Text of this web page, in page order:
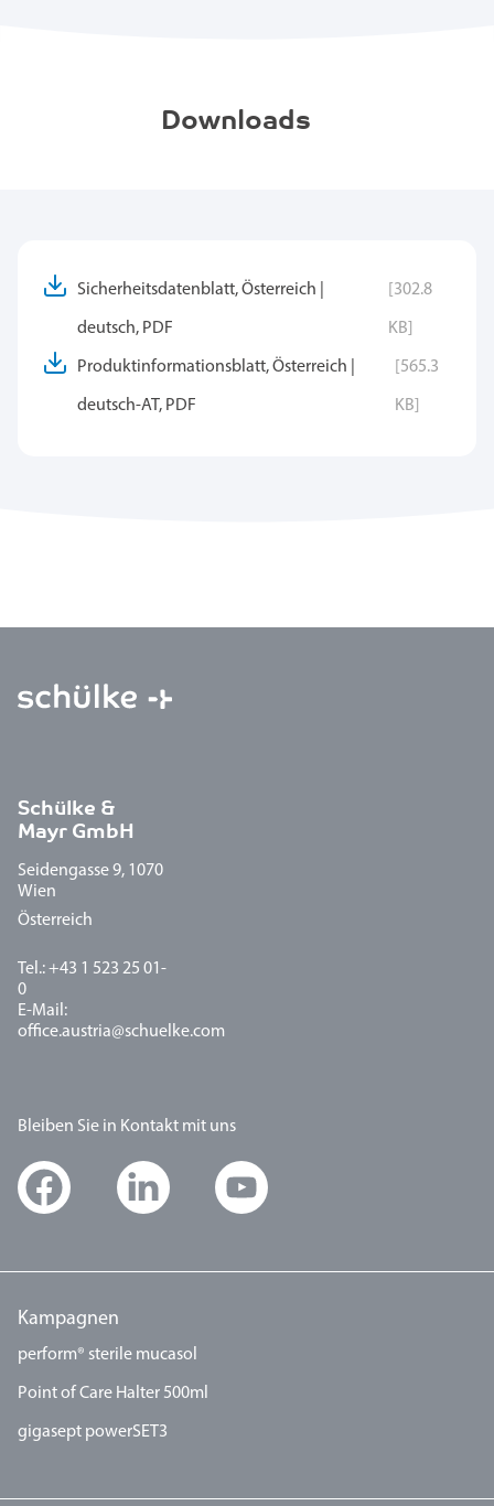
Downloads
Sicherheitsdatenblatt, Österreich |
deutsch, PDF
[302.8
KB]
Produktinformationsblatt, Österreich |
deutsch-AT, PDF
[565.3
KB]
Schülke &
Mayr GmbH
Seidengasse 9, 1070
Wien
Österreich
Tel.: +43 1 523 25 01-
0
E-Mail:
office.austria@schuelke.com
Bleiben Sie in Kontakt mit uns
Kampagnen
perform® sterile mucasol
Point of Care Halter 500ml
gigasept powerSET3